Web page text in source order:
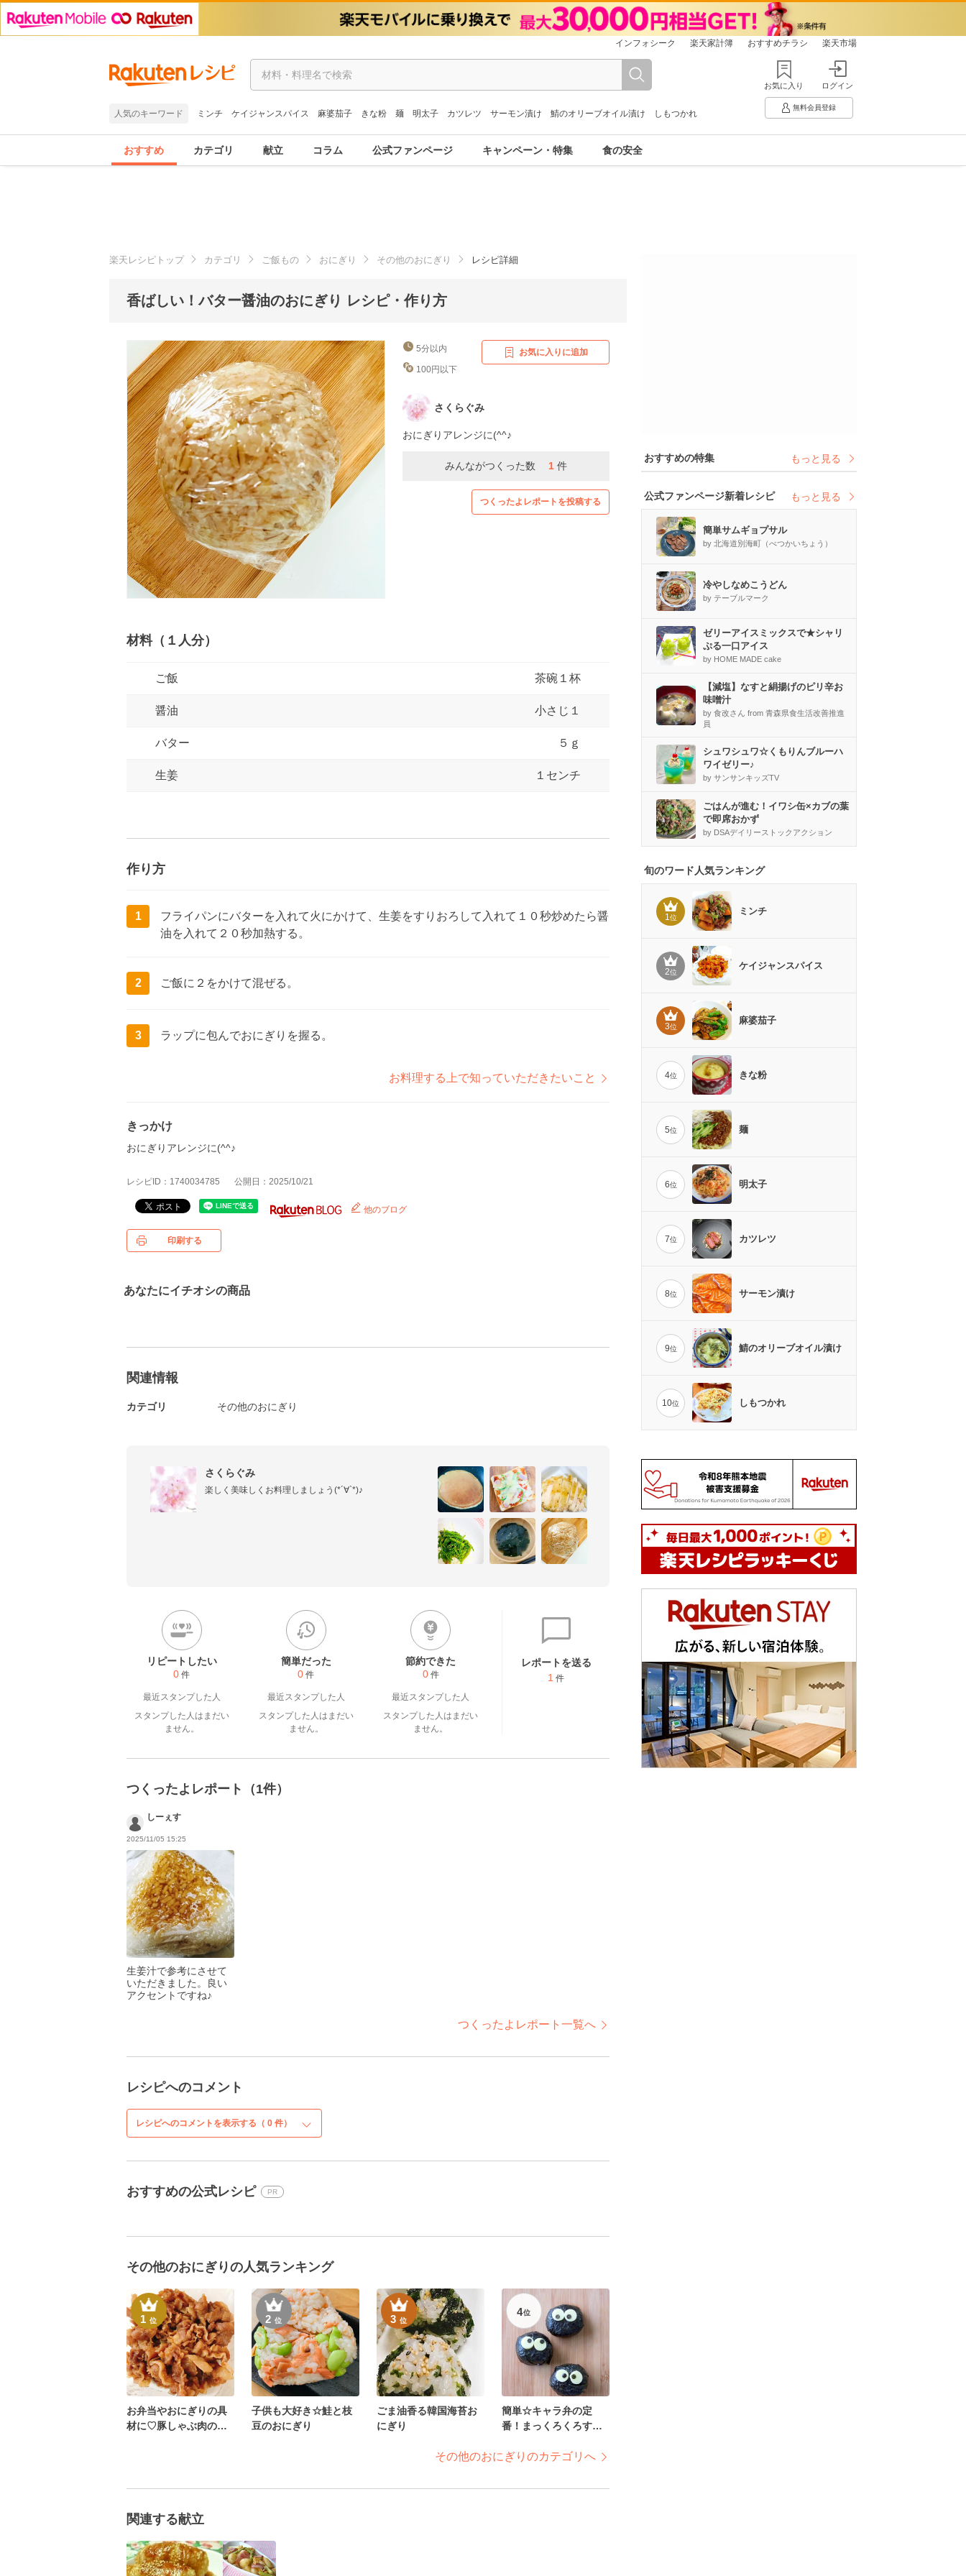
インフォシーク 楽天家計簿 おすすめチラシ 楽天市場
人気のキーワード ミンチ ケイジャンスパイス 麻婆茄子 きな粉 麺 明太子 カツレツ サーモン漬け 鯖のオリーブオイル漬け しもつかれ
お気に入り ログイン
無料会員登録
おすすめ カテゴリ 献立 コラム 公式ファンページ キャンペーン・特集 食の安全
楽天レシピトップ カテゴリ ご飯もの おにぎり その他のおにぎり レシピ詳細
香ばしい！バター醤油のおにぎり レシピ・作り方
5分以内
100円以下
お気に入りに追加
さくらぐみ
おにぎりアレンジに(^^♪
みんながつくった数 1 件
つくったよレポートを投稿する
材料（１人分）
ご飯 茶碗１杯
醤油 小さじ１
バター ５ｇ
生姜 １センチ
作り方
1
フライパンにバターを入れて火にかけて、生姜をすりおろして入れて１０秒炒めたら醤
油を入れて２０秒加熱する。
2 ご飯に２をかけて混ぜる。
3 ラップに包んでおにぎりを握る。
お料理する上で知っていただきたいこと
きっかけ
おにぎりアレンジに(^^♪
レシピID：1740034785 公開日：2025/10/21
他のブログ
印刷する
あなたにイチオシの商品
関連情報
カテゴリ その他のおにぎり
さくらぐみ
楽しく美味しくお料理しましょう(*´∀︎`*)♪︎
リピートしたい
0 件
最近スタンプした人
スタンプした人はまだい
ません。
簡単だった
0 件
最近スタンプした人
スタンプした人はまだい
ません。
節約できた
0 件
最近スタンプした人
スタンプした人はまだい
ません。
レポートを送る
1 件
つくったよレポート（1件）
しーぇす
2025/11/05 15:25
生姜汁で参考にさせて
いただきました。良い
アクセントですね♪
つくったよレポート一覧へ
レシピへのコメント
レシピへのコメントを表示する（ 0 件）
おすすめの公式レシピ PR
その他のおにぎりの人気ランキング
1位
お弁当やおにぎりの具
材に♡豚しゃぶ肉の甘
2位
子供も大好き☆鮭と枝
豆のおにぎり
3位
ごま油香る韓国海苔お
にぎり
4位
簡単☆キャラ弁の定
番！まっくろくろすけ
その他のおにぎりのカテゴリへ
関連する献立
おすすめの特集 もっと見る
公式ファンページ新着レシピ もっと見る
簡単サムギョプサル
by 北海道別海町（べつかいちょう）
冷やしなめこうどん
by テーブルマーク
ゼリーアイスミックスで★シャリ
ぷる一口アイス
by HOME MADE cake
【減塩】なすと絹揚げのピリ辛お
味噌汁
by 食改さん from 青森県食生活改善推進
員
シュワシュワ☆くもりんブルーハ
ワイゼリー♪
by サンサンキッズTV
ごはんが進む！イワシ缶×カブの葉
で即席おかず
by DSAデイリーストックアクション
旬のワード人気ランキング
1位
ミンチ
2位
ケイジャンスパイス
3位
麻婆茄子
4位 きな粉
5位 麺
6位 明太子
7位 カツレツ
8位 サーモン漬け
9位 鯖のオリーブオイル漬け
10位 しもつかれ